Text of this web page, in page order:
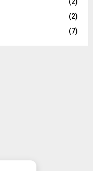
(2)
(7)